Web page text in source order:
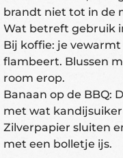
brandt niet tot in de
Wat betreft gebruik
Bij koffie: je
flambeert. Blussen
room erop.
Banaan op de BBQ:
met wat kandijsuiker
Zilverpapier sluiten
met een bolletje ijs.